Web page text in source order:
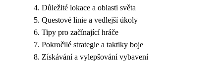
Důležité lokace a oblasti světa
Questové linie a vedlejší úkoly
Tipy pro začínající hráče
Pokročilé strategie a taktiky boje
Získávání a vylepšování vybavení